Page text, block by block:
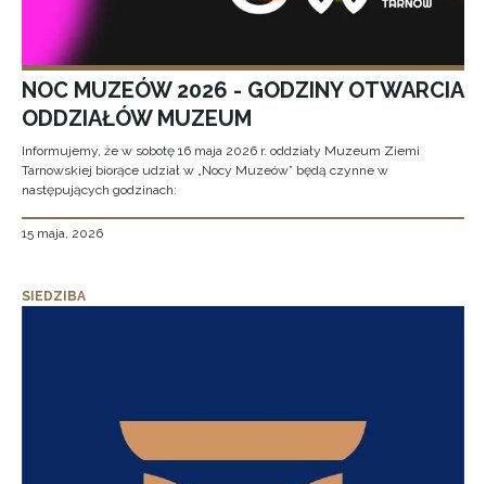
NOC MUZEÓW 2026 - GODZINY OTWARCIA
ODDZIAŁÓW MUZEUM
Informujemy, że w sobotę 16 maja 2026 r. oddziały Muzeum Ziemi
Tarnowskiej biorące udział w „Nocy Muzeów” będą czynne w
następujących godzinach:
15 maja, 2026
SIEDZIBA